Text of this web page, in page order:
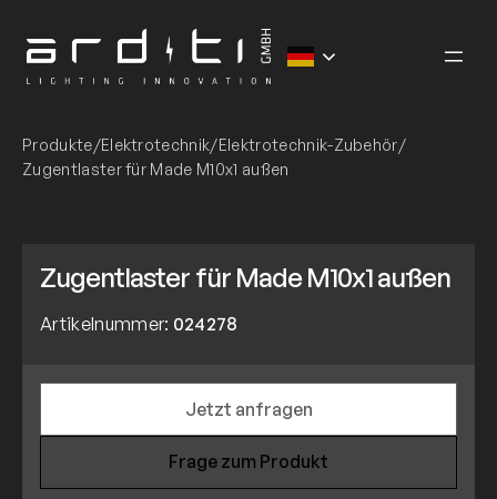
Inhalt
springen
Produkte/Elektrotechnik/Elektrotechnik-Zubehör/
Zugentlaster für Made M10x1 außen
Zugentlaster für Made M10x1 außen
Artikelnummer: 024278
Jetzt anfragen
Frage zum Produkt